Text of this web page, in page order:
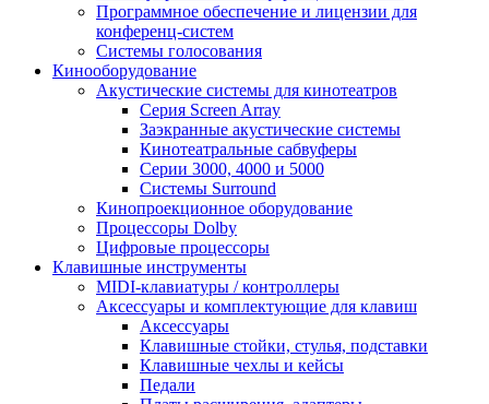
Программное обеспечение и лицензии для
конференц-систем
Системы голосования
Кинооборудование
Акустические системы для кинотеатров
Cерия Screen Array
Заэкранные акустические системы
Кинотеатральные сабвуферы
Серии 3000, 4000 и 5000
Системы Surround
Кинопроекционное оборудование
Процессоры Dolby
Цифровые процессоры
Клавишные инструменты
MIDI-клавиатуры / контроллеры
Аксессуары и комплектующие для клавиш
Аксессуары
Клавишные стойки, стулья, подставки
Клавишные чехлы и кейсы
Педали